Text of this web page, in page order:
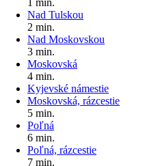
Nad Tulskou
2 min.
Nad Moskovskou
3 min.
Moskovská
4 min.
Kyjevské námestie
Moskovská, rázcestie
5 min.
Poľná
6 min.
Poľná, rázcestie
7 min.